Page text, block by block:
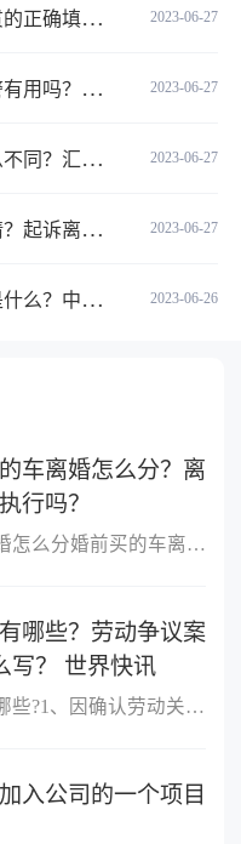
2023-06-27
？-天天微动态
2023-06-27
该怎么投诉？
2023-06-27
不同？ 环球今热点
2023-06-27
吗？_全球快播
2023-06-26
第四十七条是什么？
车离婚怎么分？离
行吗？
一、婚前买的车离婚怎么分婚前买的车离婚，除另有约定外，一般归个
哪些？劳动争议案
写？ 世界快讯
劳动争议的范围有哪些?1、因确认劳动关系发生的争议;2、因订立、履
入公司的一个项目